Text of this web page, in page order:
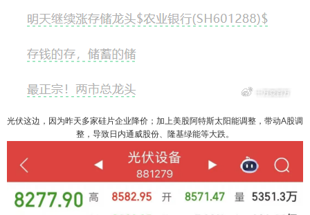
光伏这边，因为昨天多家硅片企业降价；加上美股阿特斯太阳能调整，带动A股调
整，导致日内通威股份、隆基绿能等大跌。